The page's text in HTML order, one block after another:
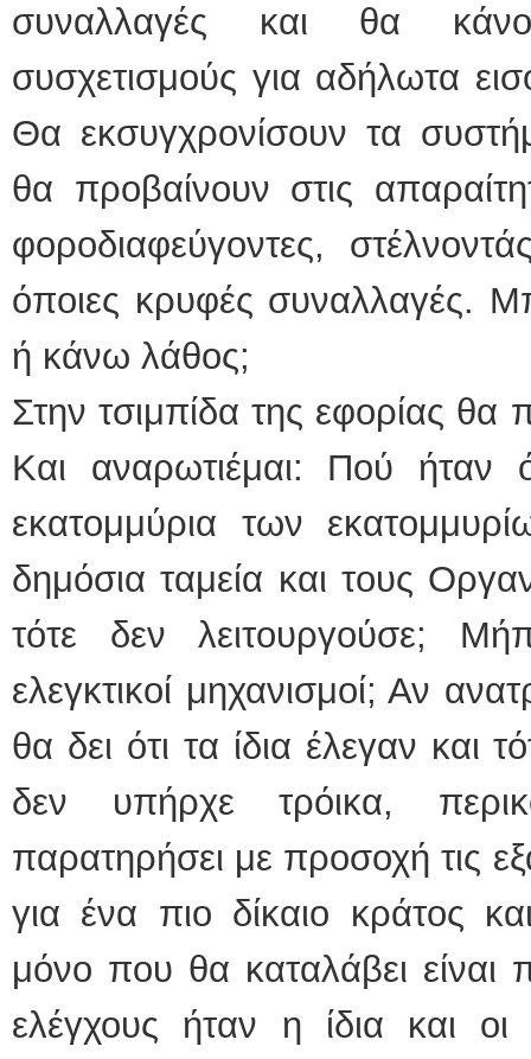
συναλλαγές και θα
συσχετισμούς για αδήλωτα
Θα εκσυγχρονίσουν τα
θα προβαίνουν στις
φοροδιαφεύγοντες,
όποιες κρυφές συναλλαγές.
ή κάνω λάθος;
Στην τσιμπίδα της εφορίας θα
Και αναρωτιέμαι: Πού
εκατομμύρια των
δημόσια ταμεία και τους
τότε δεν λειτουργούσε;
ελεγκτικοί μηχανισμοί; Αν
θα δει ότι τα ίδια έλεγαν και
δεν υπήρχε τρόικα,
παρατηρήσει με προσοχή τις
για ένα πιο δίκαιο κράτος
μόνο που θα καταλάβει είναι
ελέγχους ήταν η ίδια και οι